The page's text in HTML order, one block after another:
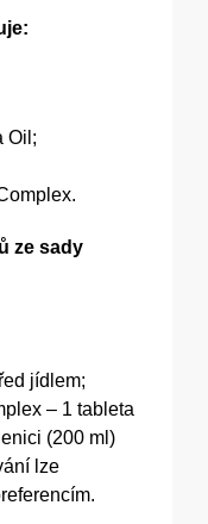
Oil;
ze sady
jídlem;
– 1 tableta
(200 ml)
lze